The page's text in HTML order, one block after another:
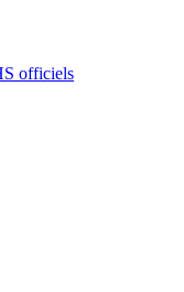
officiels